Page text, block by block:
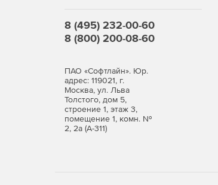
8 (495) 232-00-60
8 (800) 200-08-60
ПАО «Софтлайн». Юр.
адрес: 119021, г.
Москва, ул. Льва
Толстого, дом 5,
строение 1, этаж 3,
помещение 1, комн. №
2, 2а (А-311)